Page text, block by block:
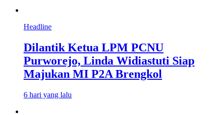
Headline
Dilantik Ketua LPM PCNU
Purworejo, Linda Widiastuti Siap
Majukan MI P2A Brengkol
6 hari yang lalu